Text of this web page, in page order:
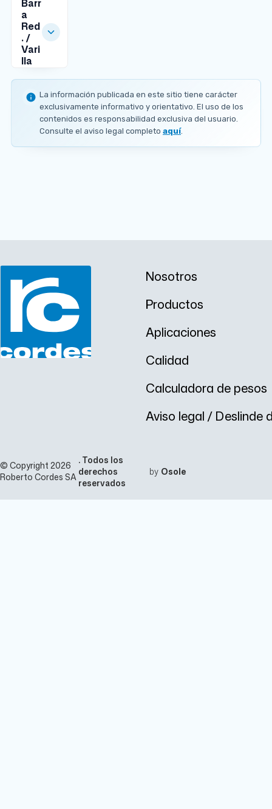
Barr
a
Red
. /
Vari
lla
Ø
4
La información publicada en este sitio tiene carácter
exclusivamente informativo y orientativo. El uso de los
contenidos es responsabilidad exclusiva del usuario.
Consulte el aviso legal completo aquí.
Nosotros
Productos
Aplicaciones
Calidad
Calculadora de pesos
Aviso legal / Deslinde
© Copyright 2026
Roberto Cordes SA
. Todos los
derechos
reservados
by Osole